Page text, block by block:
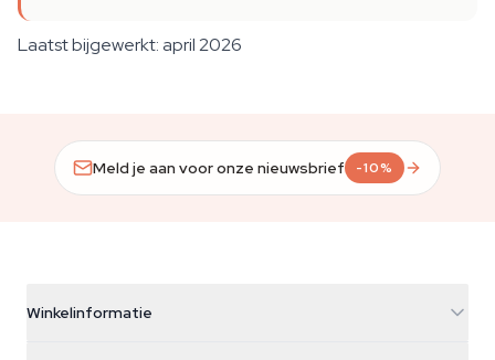
Laatst bijgewerkt: april 2026
Meld je aan voor onze nieuwsbrief -10%
Winkelinformatie